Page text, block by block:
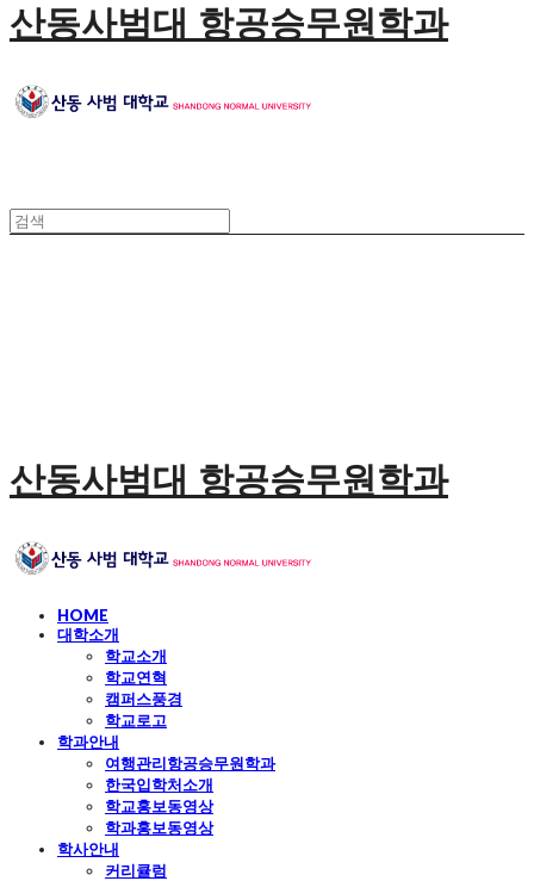
산동사범대 항공승무원학과
산동사범대 항공승무원학과
HOME
대학소개
학교소개
학교연혁
캠퍼스풍경
학교로고
학과안내
여행관리항공승무원학과
한국입학처소개
학교홍보동영상
학과홍보동영상
학사안내
커리큘럼